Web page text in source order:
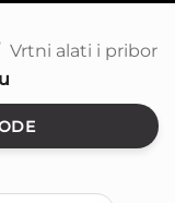
Vrtni alati i pribor